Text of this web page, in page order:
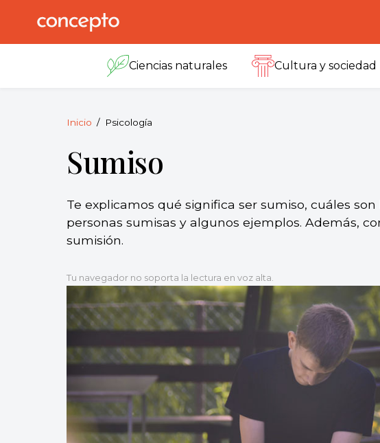
reservados.
Ciencias naturales Cultura y sociedad
Inicio Psicología
Sumiso
Te explicamos qué significa ser sumiso, cuáles
personas sumisas y algunos ejemplos. Además,
sumisión.
Tu navegador no soporta la lectura en voz alta.